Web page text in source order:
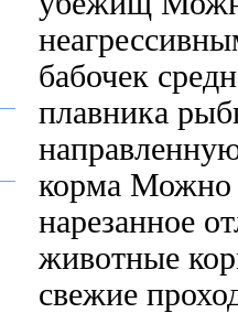
бабочек
плавника
корма Можно
нарезанное
животные
свежие